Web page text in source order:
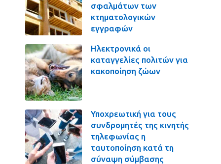
σφαλμάτων των
κτηματολογικών
εγγραφών
Ηλεκτρονικά οι
καταγγελίες πολιτών για
κακοποίηση ζώων
Υποχρεωτική για τους
συνδρομητές της κινητής
τηλεφωνίας η
ταυτοποίηση κατά τη
σύναψη σύμβασης